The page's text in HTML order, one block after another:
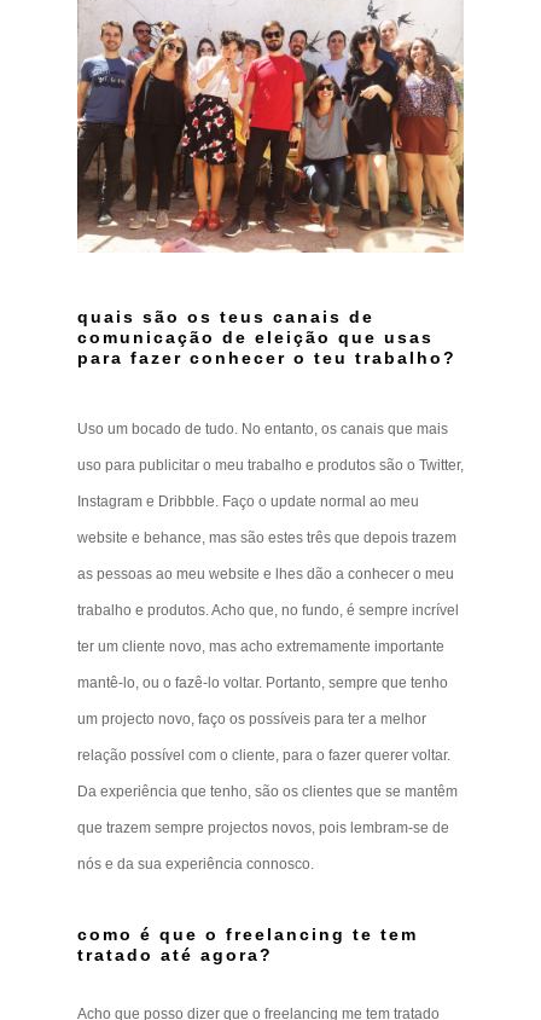
quais são os teus canais de
comunicação de eleição que usas
para fazer conhecer o teu trabalho?
Uso um bocado de tudo. No entanto, os canais que mais
uso para publicitar o meu trabalho e produtos são o Twitter,
Instagram e Dribbble. Faço o update normal ao meu
website e behance, mas são estes três que depois trazem
as pessoas ao meu website e lhes dão a conhecer o meu
trabalho e produtos. Acho que, no fundo, é sempre incrível
ter um cliente novo, mas acho extremamente importante
mantê-lo, ou o fazê-lo voltar. Portanto, sempre que tenho
um projecto novo, faço os possíveis para ter a melhor
relação possível com o cliente, para o fazer querer voltar.
Da experiência que tenho, são os clientes que se mantêm
que trazem sempre projectos novos, pois lembram-se de
nós e da sua experiência connosco.
como é que o freelancing te tem
tratado até agora?
Acho que posso dizer que o freelancing me tem tratado